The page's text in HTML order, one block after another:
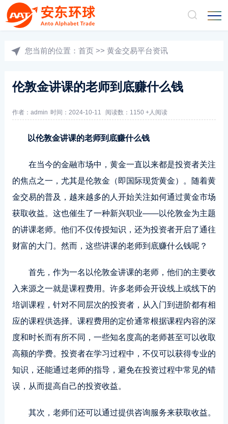
您当前的位置： 首页 >> 黄金交易平台资讯
伦敦金讲课的老师到底赚什么钱
作者：admin 时间：2024-10-11 阅读数：1150 +人阅读
以伦敦金讲课的老师到底赚什么钱
在当今的金融市场中，黄金一直以来都是投资者关注
的焦点之一，尤其是伦敦金（即国际现货黄金）。随着黄
金交易的普及，越来越多的人开始关注如何通过黄金市场
获取收益。这也催生了一种新兴职业——以伦敦金为主题
的讲课老师。他们不仅传授知识，还为投资者开启了通往
财富的大门。然而，这些讲课的老师到底赚什么钱呢？
首先，作为一名以伦敦金讲课的老师，他们的主要收
入来源之一就是课程费用。许多老师会开设线上或线下的
培训课程，针对不同层次的投资者，从入门到进阶都有相
应的课程供选择。课程费用的定价通常根据课程内容的深
度和时长而有所不同，一些知名度高的老师甚至可以收取
高额的学费。投资者在学习过程中，不仅可以获得专业的
知识，还能通过老师的指导，避免在投资过程中常见的错
误，从而提高自己的投资收益。
其次，老师们还可以通过提供咨询服务来获取收益。